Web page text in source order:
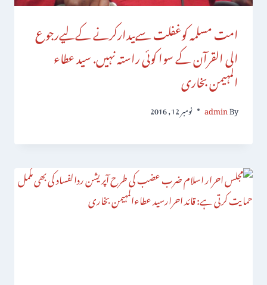
امت مسلمہ کوغفلت سےبیدارکرنے کےلیےرجوع
الی القرآن کے سوا کوئی راستہ نہیں. سید عطاء
المہیمن بخاری
By
admin نومبر 12, 2016